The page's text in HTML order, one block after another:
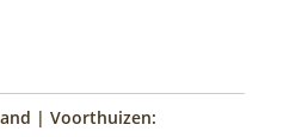
| Voorthuizen: